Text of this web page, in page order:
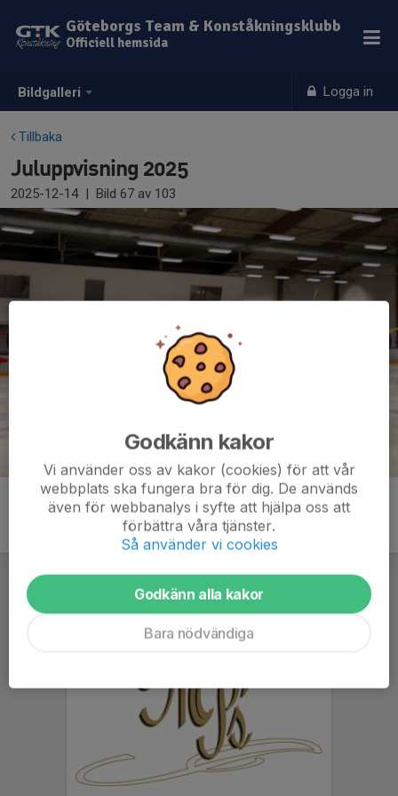
Bildgalleri Logga in
Göteborgs Team & Konståkningsklubb
Officiell hemsida
Tillbaka
Juluppvisning 2025
2025-12-14 | Bild 67 av 103
Godkänn kakor
Vi använder oss av kakor (cookies) för att vår
webbplats ska fungera bra för dig. De används
även för webbanalys i syfte att hjälpa oss att
förbättra våra tjänster.
Så använder vi cookies
Godkänn alla kakor
Bara nödvändiga